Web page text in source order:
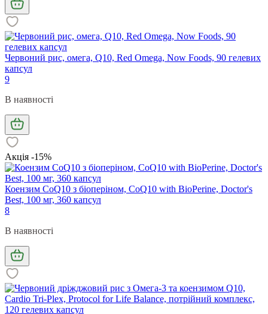
Червоний рис, омега, Q10, Red Omega, Now Foods, 90 гелевих
капсул
9
В наявності
Акція -15%
Коензим CoQ10 з біоперіном, CoQ10 with BioPerine, Doctor's
Best, 100 мг, 360 капсул
8
В наявності